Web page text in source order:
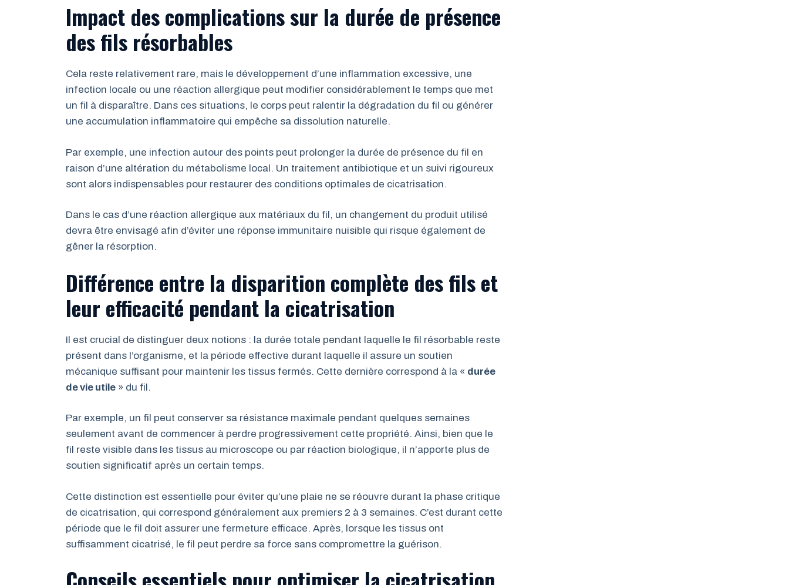
Impact des complications sur la durée de présence
des fils résorbables
Cela reste relativement rare, mais le développement d’une inflammation excessive, une
infection locale ou une réaction allergique peut modifier considérablement le temps que met
un fil à disparaître. Dans ces situations, le corps peut ralentir la dégradation du fil ou générer
une accumulation inflammatoire qui empêche sa dissolution naturelle.
Par exemple, une infection autour des points peut prolonger la durée de présence du fil en
raison d’une altération du métabolisme local. Un traitement antibiotique et un suivi rigoureux
sont alors indispensables pour restaurer des conditions optimales de cicatrisation.
Dans le cas d’une réaction allergique aux matériaux du fil, un changement du produit utilisé
devra être envisagé afin d’éviter une réponse immunitaire nuisible qui risque également de
gêner la résorption.
Différence entre la disparition complète des fils et
leur efficacité pendant la cicatrisation
Il est crucial de distinguer deux notions : la durée totale pendant laquelle le fil résorbable reste
présent dans l’organisme, et la période effective durant laquelle il assure un soutien
mécanique suffisant pour maintenir les tissus fermés. Cette dernière correspond à la « durée
de vie utile » du fil.
Par exemple, un fil peut conserver sa résistance maximale pendant quelques semaines
seulement avant de commencer à perdre progressivement cette propriété. Ainsi, bien que le
fil reste visible dans les tissus au microscope ou par réaction biologique, il n’apporte plus de
soutien significatif après un certain temps.
Cette distinction est essentielle pour éviter qu’une plaie ne se réouvre durant la phase critique
de cicatrisation, qui correspond généralement aux premiers 2 à 3 semaines. C’est durant cette
période que le fil doit assurer une fermeture efficace. Après, lorsque les tissus ont
suffisamment cicatrisé, le fil peut perdre sa force sans compromettre la guérison.